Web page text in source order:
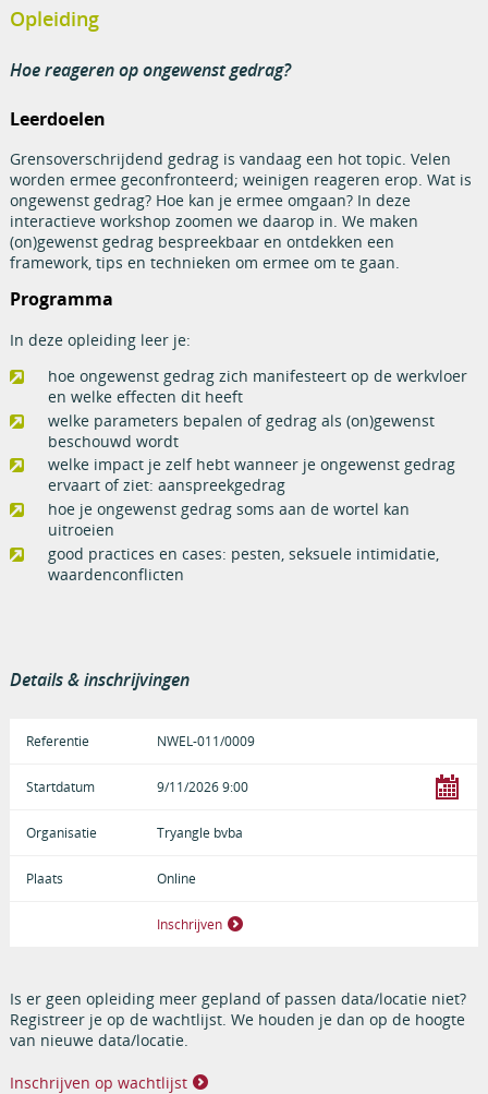
Opleiding
Hoe reageren op ongewenst gedrag?
Leerdoelen
Grensoverschrijdend gedrag is vandaag een hot topic. Velen
worden ermee geconfronteerd; weinigen reageren erop. Wat is
ongewenst gedrag? Hoe kan je ermee omgaan? In deze
interactieve workshop zoomen we daarop in. We maken
(on)gewenst gedrag bespreekbaar en ontdekken een
framework, tips en technieken om ermee om te gaan.
Programma
In deze opleiding leer je:
hoe ongewenst gedrag zich manifesteert op de werkvloer
en welke effecten dit heeft
welke parameters bepalen of gedrag als (on)gewenst
beschouwd wordt
welke impact je zelf hebt wanneer je ongewenst gedrag
ervaart of ziet: aanspreekgedrag
hoe je ongewenst gedrag soms aan de wortel kan
uitroeien
good practices en cases: pesten, seksuele intimidatie,
waardenconflicten
Details & inschrijvingen
NWEL-011/0009
9/11/2026 9:00
Tryangle bvba
Online
Inschrijven
Is er geen opleiding meer gepland of passen data/locatie niet?
Registreer je op de wachtlijst. We houden je dan op de hoogte
van nieuwe data/locatie.
Inschrijven op wachtlijst